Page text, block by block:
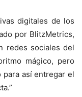
digitales de los
por BlitzMetrics,
redes sociales del
mágico, pero
para así entregar el